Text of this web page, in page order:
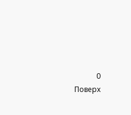
0
Поверх